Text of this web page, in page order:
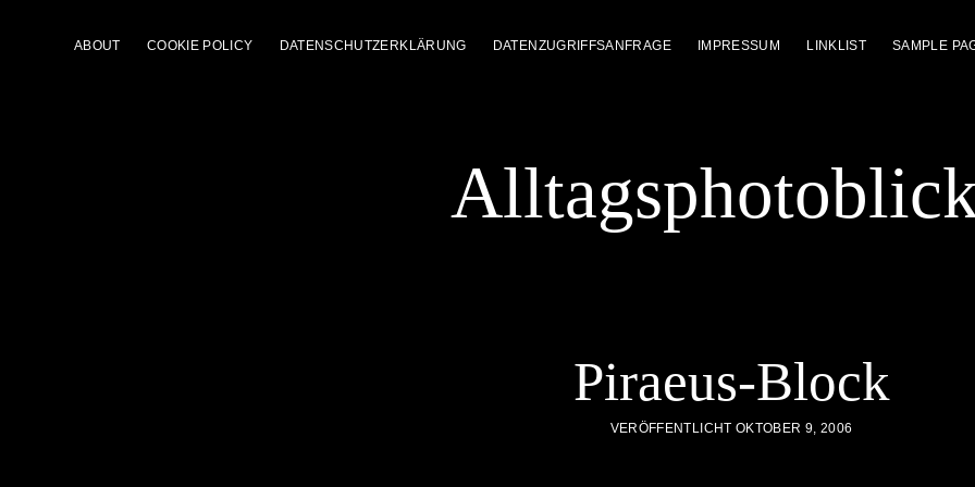
ABOUT COOKIE POLICY DATENSCHUTZERKLÄRUNG DATENZUGRIFFSANFRAGE IMPRESSUM LINKLIST SAMPLE
Piraeus-Block
VERÖFFENTLICHT OKTOBER 9, 2006